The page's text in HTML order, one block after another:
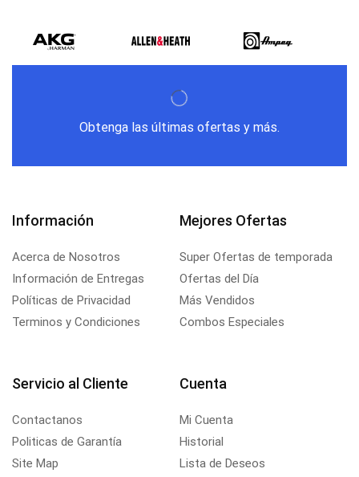
Obtenga las últimas ofertas y más.
Información
Acerca de Nosotros
Información de Entregas
Políticas de Privacidad
Terminos y Condiciones
Mejores Ofertas
Super Ofertas de temporada
Ofertas del Día
Más Vendidos
Combos Especiales
Servicio al Cliente
Contactanos
Politicas de Garantía
Site Map
Cuenta
Mi Cuenta
Historial
Lista de Deseos